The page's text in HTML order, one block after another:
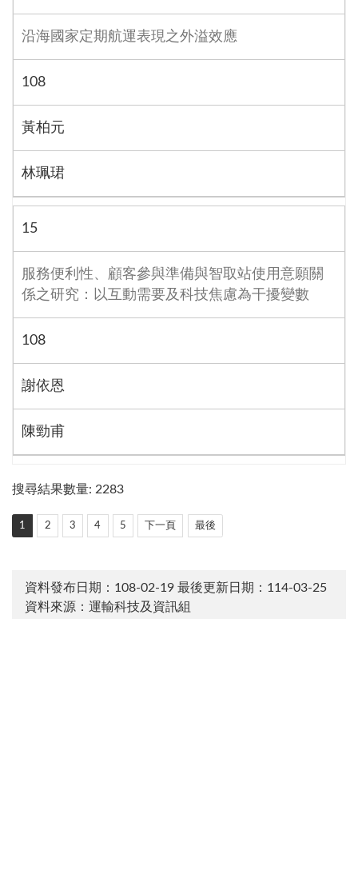
沿海國家定期航運表現之外溢效應
108
黃柏元
林珮珺
15
服務便利性、顧客參與準備與智取站使用意願關
係之研究：以互動需要及科技焦慮為干擾變數
108
謝依恩
陳勁甫
搜尋結果數量: 2283
1 2 3 4 5 下一頁 最後
資料發布日期：108-02-19 最後更新日期：114-03-25
資料來源：運輸科技及資訊組